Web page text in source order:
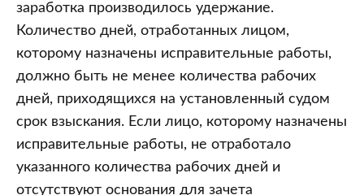
заработка производилось удержание.
Количество дней, отработанных лицом,
которому назначены исправительные работы,
должно быть не менее количества рабочих
дней, приходящихся на установленный судом
срок взыскания. Если лицо, которому назначены
исправительные работы, не отработало
указанного количества рабочих дней и
отсутствуют основания для зачета